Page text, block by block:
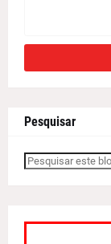
Pesquisar